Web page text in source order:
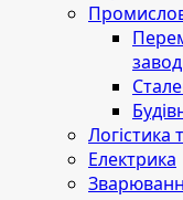
Логістика
Електрика